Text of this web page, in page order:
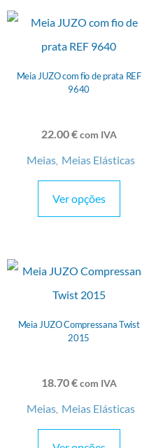
Meia JUZO com fio de prata REF
9640
22.00€ com IVA
Meias, Meias Elásticas
Ver opções
Meia JUZO Compressana Twist
2015
18.70€ com IVA
Meias, Meias Elásticas